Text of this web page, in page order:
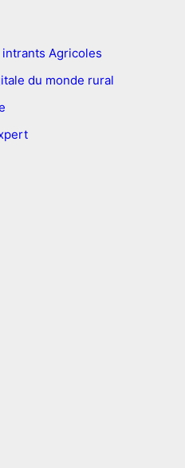
Agricoles
du monde rural